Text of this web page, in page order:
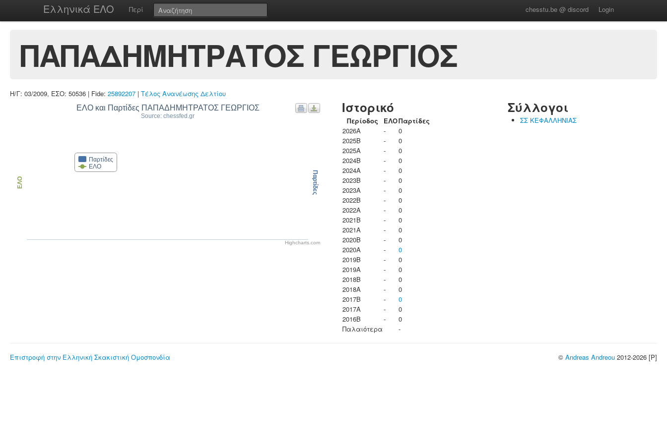
Ελληνικά ΕΛΟ Περί chesstu.be @ discord Login
ΠΑΠΑΔΗΜΗΤΡΑΤΟΣ ΓΕΩΡΓΙΟΣ
Η/Γ: 03/2009, ΕΣΟ: 50536 | Fide: 25892207 | Τέλος Ανανέωσης Δελτίου
ΕΛΟ και Παρτίδες ΠΑΠΑΔΗΜΗΤΡΑΤΟΣ ΓΕΩΡΓΙΟΣ
Source: chessfed.gr
Παρτίδες
ΕΛΟ
ΕΛΟ Παρτίδες
Highcharts.com
Ιστορικό
Περίοδος ΕΛΟΠαρτίδες
2026A
-
0
2025B
-
0
2025A
-
0
2024B
-
0
2024A
-
0
2023B
-
0
2023Α
-
0
2022B
-
0
2022A
-
0
2021B
-
0
2021A
-
0
2020B
-
0
2020A
-
0
2019B
-
0
2019A
-
0
2018B
-
0
2018A
-
0
2017B
-
0
2017A
-
0
2016B
-
0
Παλαιότερα
-
Σύλλογοι
ΣΣ ΚΕΦΑΛΛΗΝΙΑΣ
Επιστροφή στην Ελληνική Σκακιστική Ομοσπονδία © Andreas Andreou 2012-2026 [P]